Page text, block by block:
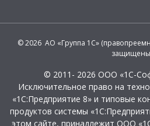
© 2026 АО «Группа 1С»
защищены
© 2011- 2026 ООО «1С-
Исключительное право на
«1С:Предприятие 8» и типовые
продуктов системы
этом сайте, принадлежит ООО